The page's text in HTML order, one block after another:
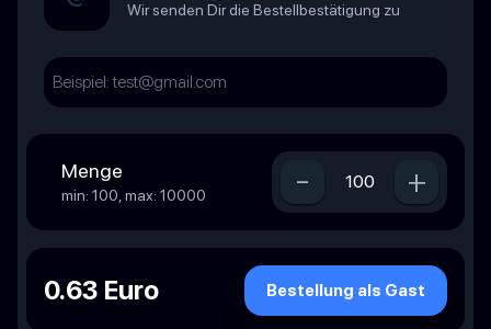
Wir senden Dir die Bestellbestätigung zu
Menge
min: 100, max: 10000 - +
0.63 Euro Bestellung als Gast